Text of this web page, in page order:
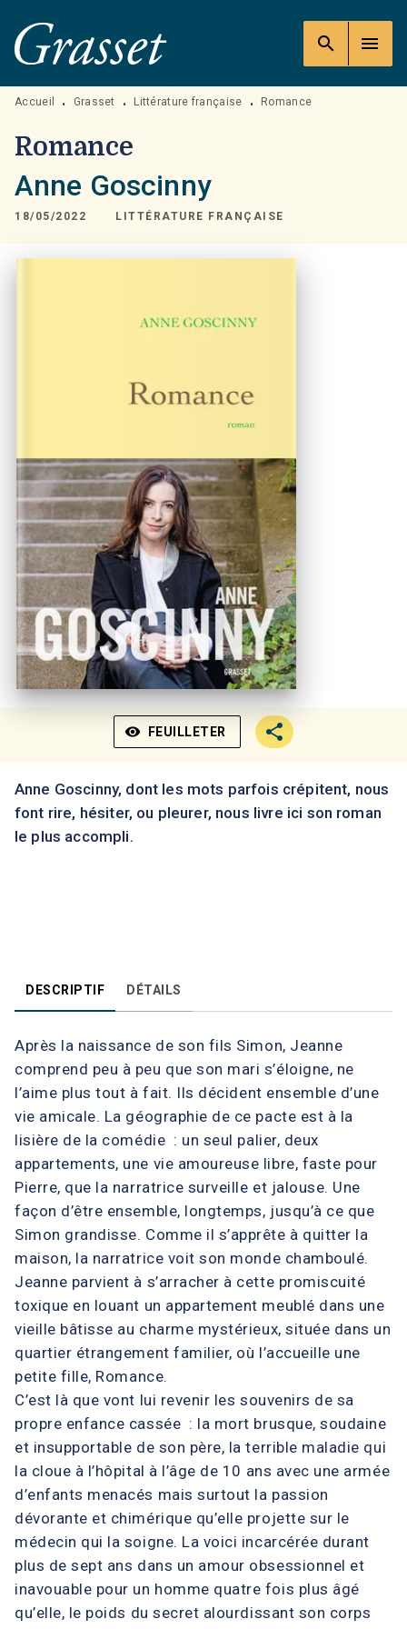
MENU RECHERCHE
PIED DE PAGE
search menu
Accueil • Grasset • Littérature française • Romance
Romance
Anne Goscinny
18/05/2022 LITTÉRATURE FRANÇAISE
visibility FEUILLETER
Anne Goscinny, dont les mots parfois crépitent, nous
font rire, hésiter, ou pleurer, nous livre ici son roman
le plus accompli.
DESCRIPTIF DÉTAILS
Après la naissance de son fils Simon, Jeanne
comprend peu à peu que son mari s’éloigne, ne
l’aime plus tout à fait. Ils décident ensemble d’une
vie amicale. La géographie de ce pacte est à la
lisière de la comédie : un seul palier, deux
appartements, une vie amoureuse libre, faste pour
Pierre, que la narratrice surveille et jalouse. Une
façon d’être ensemble, longtemps, jusqu’à ce que
Simon grandisse. Comme il s’apprête à quitter la
maison, la narratrice voit son monde chamboulé.
Jeanne parvient à s’arracher à cette promiscuité
toxique en louant un appartement meublé dans une
vieille bâtisse au charme mystérieux, située dans un
quartier étrangement familier, où l’accueille une
petite fille, Romance.
C’est là que vont lui revenir les souvenirs de sa
propre enfance cassée : la mort brusque, soudaine
et insupportable de son père, la terrible maladie qui
la cloue à l’hôpital à l’âge de 10 ans avec une armée
d’enfants menacés mais surtout la passion
dévorante et chimérique qu’elle projette sur le
médecin qui la soigne. La voici incarcérée durant
plus de sept ans dans un amour obsessionnel et
inavouable pour un homme quatre fois plus âgé
qu’elle, le poids du secret alourdissant son corps